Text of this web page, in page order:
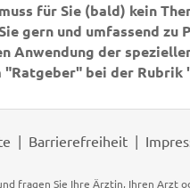
für Sie (bald) kein
gern und umfassend zu
Anwendung der
"Ratgeber" bei der Rubrik
Barrierefreiheit
fragen Sie Ihre Ärztin, Ihren